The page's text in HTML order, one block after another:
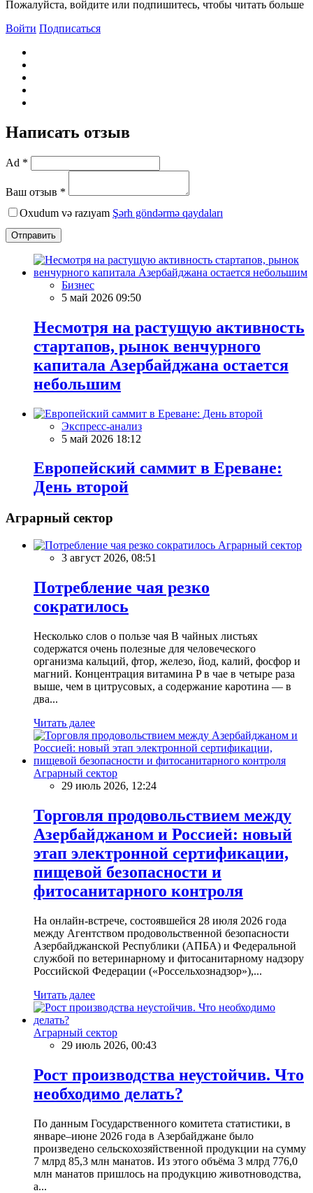
Пожалуйста, войдите или подпишитесь, чтобы читать больше
Войти Подписаться
Написать отзыв
Ad *
Ваш отзыв *
Oxudum və razıyam Şərh göndərmə qaydaları
Отправить
Бизнес
5 май 2026 09:50
Несмотря на растущую активность
стартапов, рынок венчурного
капитала Азербайджана остается
небольшим
Экспресс-анализ
5 май 2026 18:12
Европейский саммит в Ереване:
День второй
Аграрный сектор
Аграрный сектор
3 август 2026, 08:51
Потребление чая резко
сократилось
Несколько слов о пользе чая В чайных листьях
содержатся очень полезные для человеческого
организма кальций, фтор, железо, йод, калий, фосфор и
магний. Концентрация витамина P в чае в четыре раза
выше, чем в цитрусовых, а содержание каротина — в
два...
Читать далее
Аграрный сектор
29 июль 2026, 12:24
Торговля продовольствием между
Азербайджаном и Россией: новый
этап электронной сертификации,
пищевой безопасности и
фитосанитарного контроля
На онлайн-встрече, состоявшейся 28 июля 2026 года
между Агентством продовольственной безопасности
Азербайджанской Республики (АПБА) и Федеральной
службой по ветеринарному и фитосанитарному надзору
Российской Федерации («Россельхознадзор»),...
Читать далее
Аграрный сектор
29 июль 2026, 00:43
Рост производства неустойчив. Что
необходимо делать?
По данным Государственного комитета статистики, в
январе–июне 2026 года в Азербайджане было
произведено сельскохозяйственной продукции на сумму
7 млрд 85,3 млн манатов. Из этого объёма 3 млрд 776,0
млн манатов пришлось на продукцию животноводства,
а...